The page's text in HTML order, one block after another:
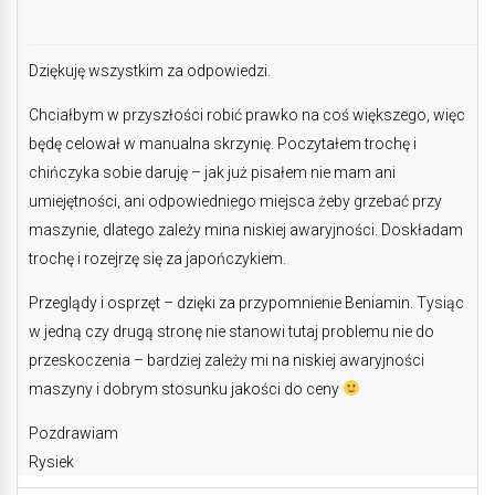
Dziękuję wszystkim za odpowiedzi.
Chciałbym w przyszłości robić prawko na coś większego, więc
będę celował w manualna skrzynię. Poczytałem trochę i
chińczyka sobie daruję – jak już pisałem nie mam ani
umiejętności, ani odpowiedniego miejsca żeby grzebać przy
maszynie, dlatego zależy mina niskiej awaryjności. Doskładam
trochę i rozejrzę się za japończykiem.
Przeglądy i osprzęt – dzięki za przypomnienie Beniamin. Tysiąc
w jedną czy drugą stronę nie stanowi tutaj problemu nie do
przeskoczenia – bardziej zależy mi na niskiej awaryjności
maszyny i dobrym stosunku jakości do ceny
Pozdrawiam
Rysiek